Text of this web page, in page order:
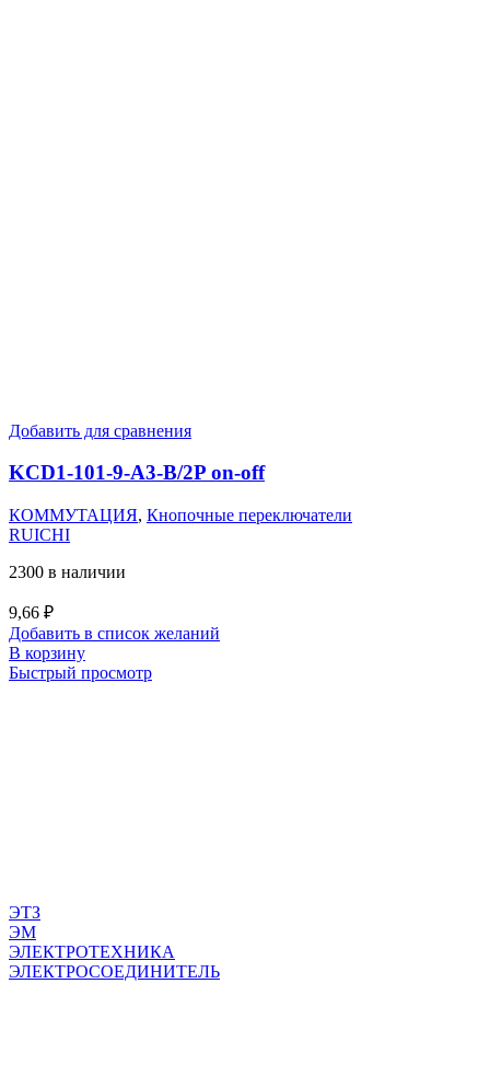
Добавить для сравнения
KCD1-101-9-A3-B/2P on-off
КОММУТАЦИЯ, Кнопочные переключатели
RUICHI
2300 в наличии
9,66 ₽
Добавить в список желаний
В корзину
Быстрый просмотр
ЭТЗ
ЭМ
ЭЛЕКТРОТЕХНИКА
ЭЛЕКТРОСОЕДИНИТЕЛЬ